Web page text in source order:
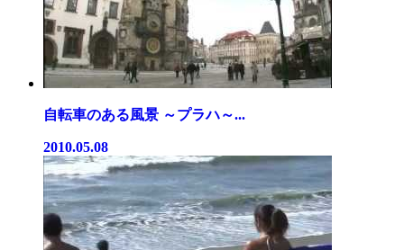
自転車のある風景 ～プラハ～...
2010.05.08